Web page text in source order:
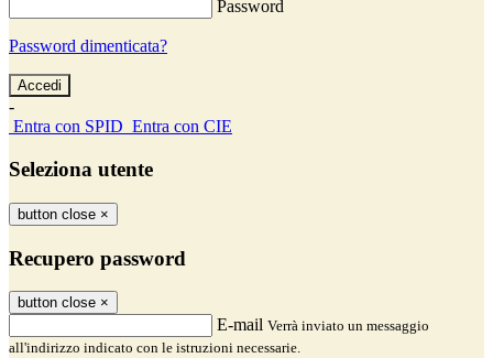
Password
Password dimenticata?
-
Entra con SPID Entra con CIE
Seleziona utente
button close ×
Recupero password
button close ×
E-mail Verrà inviato un messaggio
all'indirizzo indicato con le istruzioni necessarie.